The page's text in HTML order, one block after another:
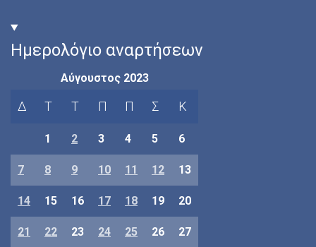
Ημερολόγιο αναρτήσεων
Αύγουστος 2023
Δ Τ Τ Π Π Σ Κ
1 2 3 4 5 6
7 8 9 10 11 12 13
14 15 16 17 18 19 20
21 22 23 24 25 26 27